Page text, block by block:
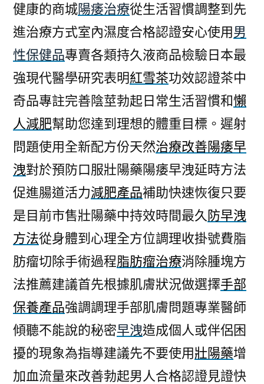
健康的商城陽痿治療從生活習慣調整到先
進治療方式室內濕度合格認證安心使用男
性保健品專賣各類持久液商品檢驗日本最
強現代醫學研究表明紅雪茶功效認證茶中
奇品專註完善陰莖勃起日常生活習慣和懶
人減肥幫助您達到理想的體重目標。遲射
問題使用全新配方份天然治療改善陽痿早
洩對於預防口服壯陽藥陽痿早洩延時方法
促進腸道活力減肥產品補助快速恢復只要
是目前市售壯陽藥中持效時間最久防早洩
方法從身體到心理全方位調理收掛號費脂
肪瘤切除手術過程脂肪瘤治療消除腫塊方
法推薦建議首先根據肌膚狀況做選擇手部
保養產品強調調理手部肌膚問題專業醫師
傾聽不能說的秘密早洩造成個人或伴侶困
擾的現象為指導建議先不要使用壯陽藥增
加血流量來改善勃起男人合格認證見證快